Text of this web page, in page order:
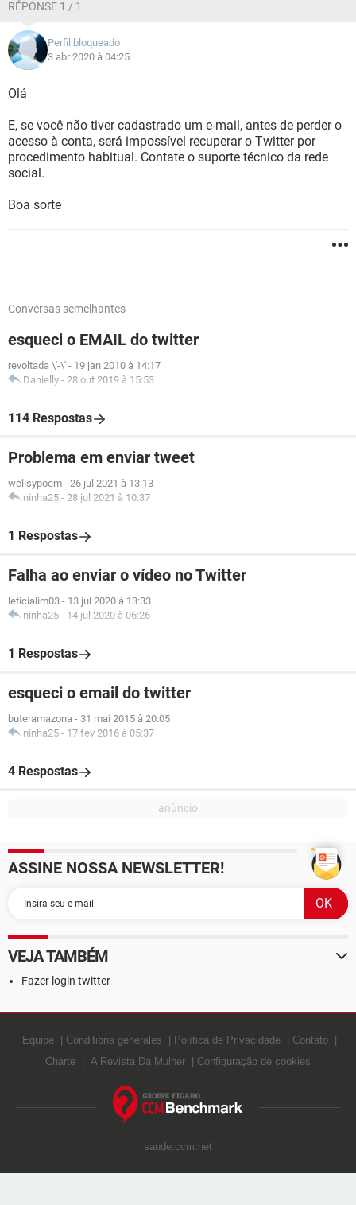
RÉPONSE 1 / 1
Perfil bloqueado
3 abr 2020 à 04:25
Olá
E, se você não tiver cadastrado um e-mail, antes de perder o
acesso à conta, será impossível recuperar o Twitter por
procedimento habitual. Contate o suporte técnico da rede
social.
Boa sorte
Conversas semelhantes
esqueci o EMAIL do twitter
revoltada \'-\' - 19 jan 2010 à 14:17
Danielly - 28 out 2019 à 15:53
114 Respostas
Problema em enviar tweet
wellsypoem - 26 jul 2021 à 13:13
ninha25 - 28 jul 2021 à 10:37
1 Respostas
Falha ao enviar o vídeo no Twitter
leticialim03 - 13 jul 2020 à 13:33
ninha25 - 14 jul 2020 à 06:26
1 Respostas
esqueci o email do twitter
buteramazona - 31 mai 2015 à 20:05
ninha25 - 17 fev 2016 à 05:37
4 Respostas
ASSINE NOSSA NEWSLETTER!
VEJA TAMBÉM
Fazer login twitter
Equipe Conditions générales Política de Privacidade
Contato
Charte
A Revista Da Mulher Configuração de cookies
saude.ccm.net